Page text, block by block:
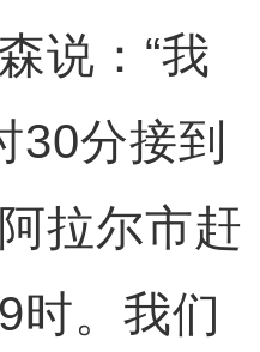
说：“我
30分接到
拉尔市赶
时。我们